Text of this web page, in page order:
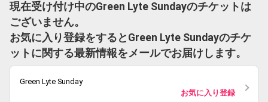
現在受け付け中のGreen Lyte Sundayのチケットは
ございません。
お気に入り登録をするとGreen Lyte Sundayのチケ
ットに関する最新情報をメールでお届けします。
Green Lyte Sunday
お気に入り登録